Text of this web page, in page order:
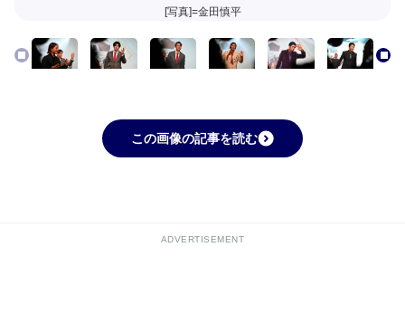
[写真]=金田慎平
この画像の記事を読む
ADVERTISEMENT